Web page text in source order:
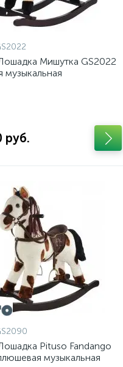
Мишутка GS2022
музыкальная
руб.
Pituso Fandango
музыкальная